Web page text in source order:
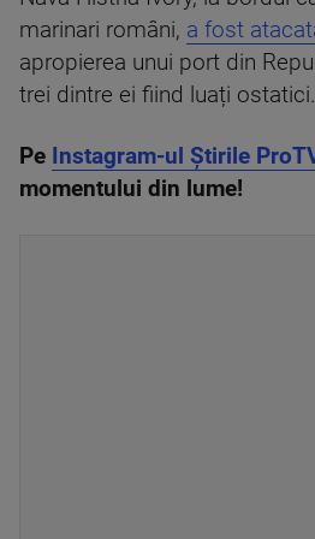
marinari români, a fost
apropierea unui port din
trei dintre ei fiind luați ostatici.
Pe Instagram-ul Știrile
momentului din lume!